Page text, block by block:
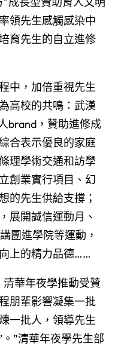
領先生感觸感染中
育先生的自立進修
中，加倍重視先生
高校的共鳴：武漢
brand，贊助進修成
合表示優良的家庭
理學術交通和訪學
創業實行項目、幻
的先生供給支撐；
展開誠信運動月、
團進學院等運動，
上的精力品德……
華年夜學推動受贊
朋輩影響凝集一批
一批人，領導先生
’。”清華年夜學先生部